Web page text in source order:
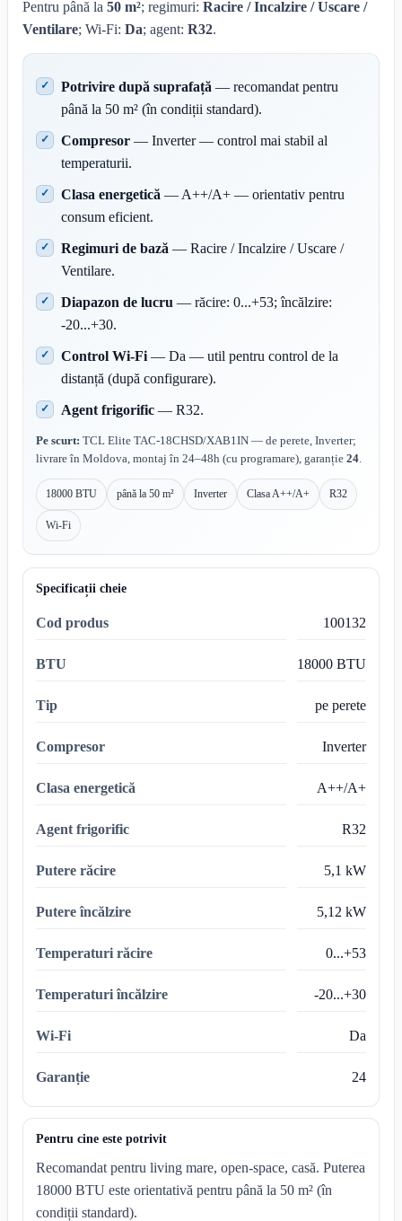
Pentru până la 50 m²; regimuri: Racire / Incalzire / Uscare /
Ventilare; Wi-Fi: Da; agent: R32.
Potrivire după suprafață — recomandat pentru
până la 50 m² (în condiții standard).
Compresor — Inverter — control mai stabil al
temperaturii.
Clasa energetică — A++/A+ — orientativ pentru
consum eficient.
Regimuri de bază — Racire / Incalzire / Uscare /
Ventilare.
Diapazon de lucru — răcire: 0...+53; încălzire:
-20...+30.
Control Wi-Fi — Da — util pentru control de la
distanță (după configurare).
Agent frigorific — R32.
Pe scurt: TCL Elite TAC-18CHSD/XAB1IN — de perete, Inverter;
livrare în Moldova, montaj în 24–48h (cu programare), garanție 24
18000 BTU până la 50 m² Inverter Clasa A++/A+ R32
Wi-Fi
Specificații cheie
Cod produs 100132
BTU 18000 BTU
Tip pe perete
Compresor Inverter
Clasa energetică A++/A+
Agent frigorific R32
Putere răcire 5,1 kW
Putere încălzire 5,12 kW
Temperaturi răcire 0...+53
Temperaturi încălzire -20...+30
Wi-Fi Da
Garanție 24
Pentru cine este potrivit
Recomandat pentru living mare, open-space, casă. Puterea
18000 BTU este orientativă pentru până la 50 m² (în
condiții standard).